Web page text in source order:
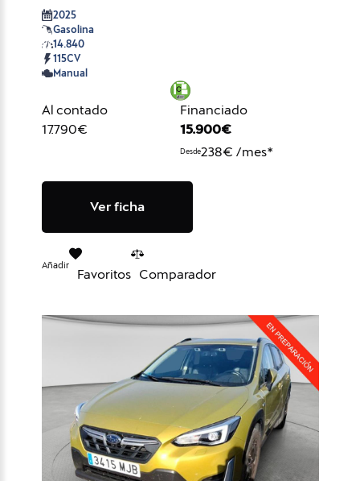
2025
Gasolina
14.840
115CV
Manual
Al contado
17.790€
Financiado
15.900€
Desde238€ /mes*
Ver ficha
Añadir
Favoritos Comparador